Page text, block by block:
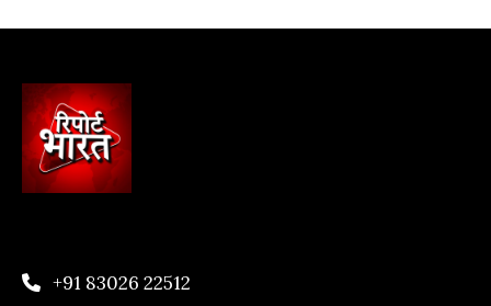
+91 83026 22512